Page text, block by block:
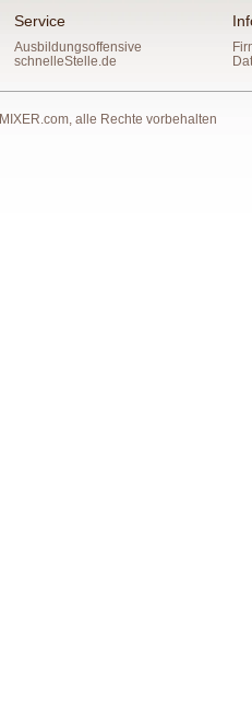
Service
Ausbildungsoffensive
schnelleStelle.de
alle Rechte vorbehalten